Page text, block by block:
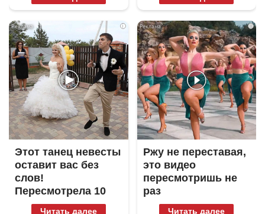
i
Этот танец невесты
оставит вас без
слов!
Пересмотрела 10
раз
Читать далее
i
Ржу не переставая,
это видео
пересмотришь не
раз
Читать далее